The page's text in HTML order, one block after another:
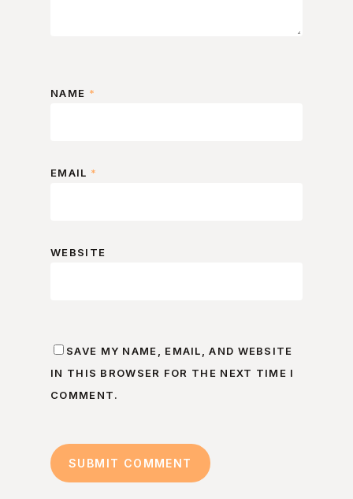
NAME *
EMAIL *
WEBSITE
SAVE MY NAME, EMAIL, AND WEBSITE
IN THIS BROWSER FOR THE NEXT TIME I
COMMENT.